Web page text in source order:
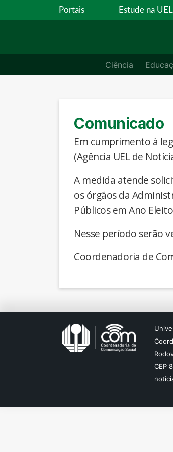
Portais Estude na UEL
Ciência
Comunicado
Em cumprimento à
(Agência UEL de
A medida atende
os órgãos da
Públicos em Ano
Nesse período serão
Coordenadoria de
CEP